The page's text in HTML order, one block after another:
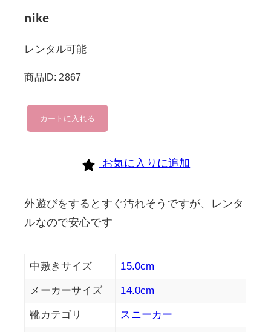
nike
レンタル可能
商品ID: 2867
nike
個
カートに入れる
お気に入りに追加
外遊びをするとすぐ汚れそうですが、レンタ
ルなので安心です
中敷きサイズ 15.0cm
メーカーサイズ 14.0cm
靴カテゴリ スニーカー